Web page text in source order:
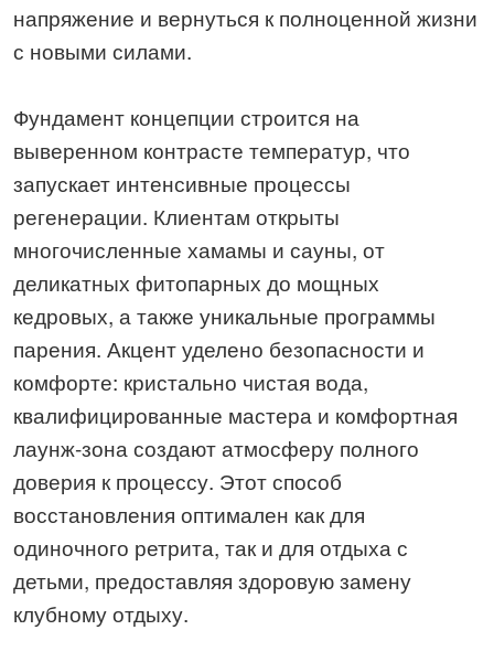
напряжение и вернуться к полноценной жизни
с новыми силами.
Фундамент концепции строится на
выверенном контрасте температур, что
запускает интенсивные процессы
регенерации. Клиентам открыты
многочисленные хамамы и сауны, от
деликатных фитопарных до мощных
кедровых, а также уникальные программы
парения. Акцент уделено безопасности и
комфорте: кристально чистая вода,
квалифицированные мастера и комфортная
лаунж-зона создают атмосферу полного
доверия к процессу. Этот способ
восстановления оптимален как для
одиночного ретрита, так и для отдыха с
детьми, предоставляя здоровую замену
клубному отдыху.